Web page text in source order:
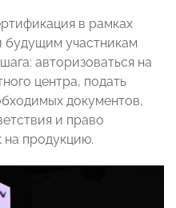
в рамках
будущим участникам
авторизоваться на
центра, подать
документов,
и право
на продукцию.